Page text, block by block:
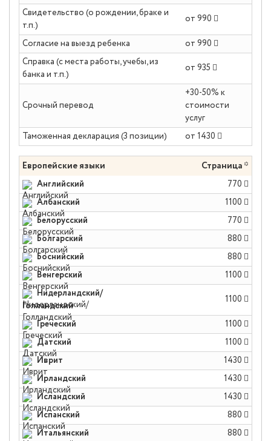
Свидетельство (о рождении, браке и
т.п.)
от 990
Согласие на выезд ребенка от 990
Справка (с места работы, учебы, из
банка и т.п.)
от 935
Срочный перевод
+30-50% к
стоимости
услуг
Таможенная декларация (3 позиции) от 1430
Европейские языки Страница *
Английский 770
Албанский 1100
Белорусский 770
Болгарский 880
Боснийский 880
Венгерский 1100
Нидерландский/
Голландский
1100
Греческий 1100
Датский 1100
Иврит 1430
Ирландский 1430
Исландский 1430
Испанский 880
Итальянский 880